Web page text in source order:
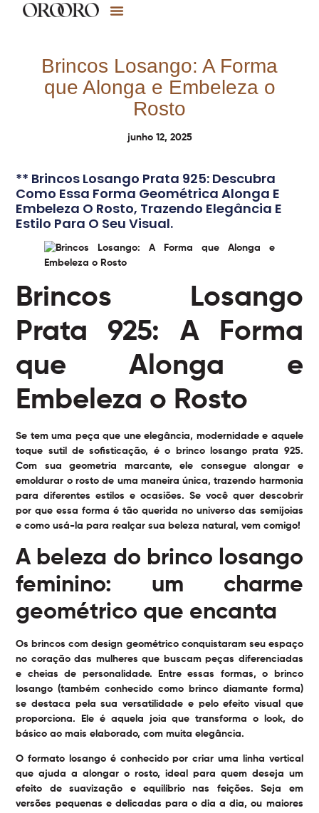
Brincos Losango: A Forma
que Alonga e Embeleza o
Rosto
junho 12, 2025
** Brincos Losango Prata 925: Descubra
Como Essa Forma Geométrica Alonga E
Embeleza O Rosto, Trazendo Elegância E
Estilo Para O Seu Visual.
Brincos Losango
Prata 925: A Forma
que Alonga e
Embeleza o Rosto
Se tem uma peça que une elegância, modernidade e aquele
toque sutil de sofisticação, é o
brinco losango prata 925.
Com sua geometria marcante, ele consegue alongar e
emoldurar o rosto de uma maneira única, trazendo harmonia
para diferentes estilos e ocasiões. Se você quer descobrir
por que essa forma é tão querida no universo das semijoias
e como usá-la para realçar sua beleza natural, vem comigo!
A beleza do brinco losango
feminino: um charme
geométrico que encanta
Os brincos com design geométrico conquistaram seu espaço
no coração das mulheres que buscam peças diferenciadas
e cheias de personalidade. Entre essas formas, o
brinco
losango (também conhecido como brinco diamante forma)
se destaca pela sua versatilidade e pelo efeito visual que
proporciona. Ele é aquela joia que transforma o look, do
básico ao mais elaborado, com muita elegância.
O formato losango é conhecido por criar uma linha vertical
que ajuda a alongar o rosto, ideal para quem deseja um
efeito de suavização e equilíbrio nas feições. Seja em
versões pequenas e delicadas para o dia a dia, ou maiores